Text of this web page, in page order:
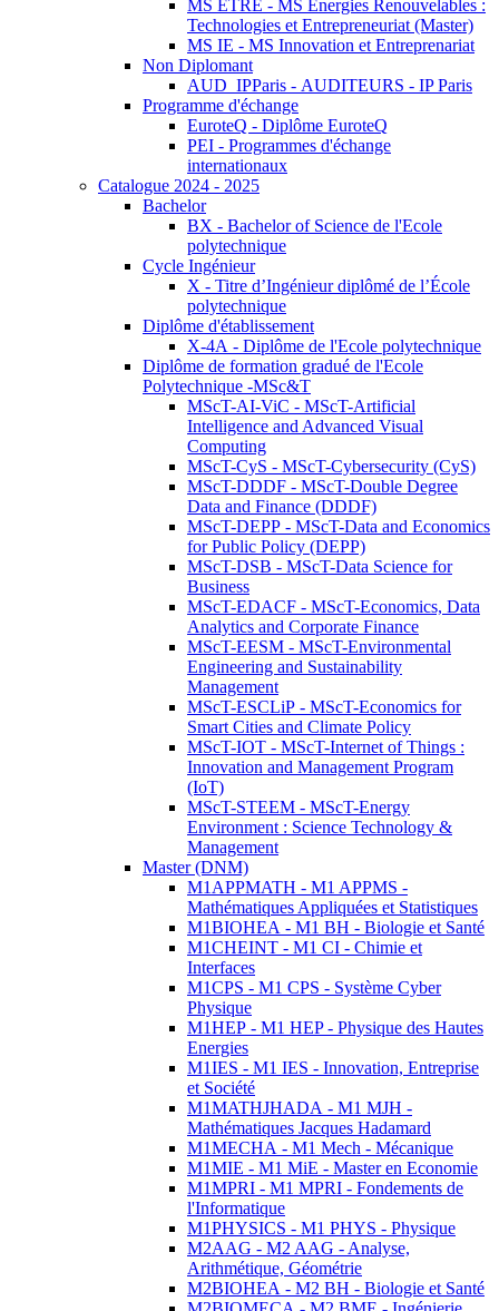
MS ETRE - MS Energies Renouvelables :
Technologies et Entrepreneuriat (Master)
MS IE - MS Innovation et Entreprenariat
Non Diplomant
AUD_IPParis - AUDITEURS - IP Paris
Programme d'échange
EuroteQ - Diplôme EuroteQ
PEI - Programmes d'échange
internationaux
Catalogue 2024 - 2025
Bachelor
BX - Bachelor of Science de l'Ecole
polytechnique
Cycle Ingénieur
X - Titre d’Ingénieur diplômé de l’École
polytechnique
Diplôme d'établissement
X-4A - Diplôme de l'Ecole polytechnique
Diplôme de formation gradué de l'Ecole
Polytechnique -MSc&T
MScT-AI-ViC - MScT-Artificial
Intelligence and Advanced Visual
Computing
MScT-CyS - MScT-Cybersecurity (CyS)
MScT-DDDF - MScT-Double Degree
Data and Finance (DDDF)
MScT-DEPP - MScT-Data and Economics
for Public Policy (DEPP)
MScT-DSB - MScT-Data Science for
Business
MScT-EDACF - MScT-Economics, Data
Analytics and Corporate Finance
MScT-EESM - MScT-Environmental
Engineering and Sustainability
Management
MScT-ESCLiP - MScT-Economics for
Smart Cities and Climate Policy
MScT-IOT - MScT-Internet of Things :
Innovation and Management Program
(IoT)
MScT-STEEM - MScT-Energy
Environment : Science Technology &
Management
Master (DNM)
M1APPMATH - M1 APPMS -
Mathématiques Appliquées et Statistiques
M1BIOHEA - M1 BH - Biologie et Santé
M1CHEINT - M1 CI - Chimie et
Interfaces
M1CPS - M1 CPS - Système Cyber
Physique
M1HEP - M1 HEP - Physique des Hautes
Energies
M1IES - M1 IES - Innovation, Entreprise
et Société
M1MATHJHADA - M1 MJH -
Mathématiques Jacques Hadamard
M1MECHA - M1 Mech - Mécanique
M1MIE - M1 MiE - Master en Economie
M1MPRI - M1 MPRI - Fondements de
l'Informatique
M1PHYSICS - M1 PHYS - Physique
M2AAG - M2 AAG - Analyse,
Arithmétique, Géométrie
M2BIOHEA - M2 BH - Biologie et Santé